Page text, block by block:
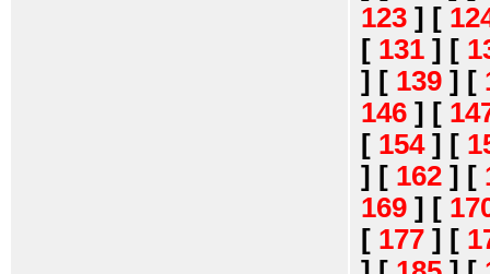
123 ] [
[ 131 ] [
] [ 139 ] [
146 ] [
[ 154] [
] [ 162 ] [
169 ] [
[ 177 ] [